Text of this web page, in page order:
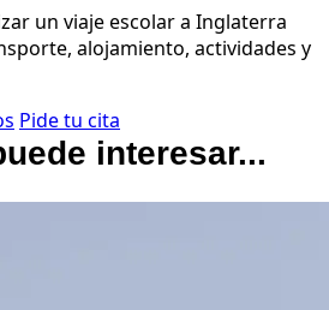
un viaje escolar a Inglaterra
alojamiento, actividades y
Pide tu cita
interesar...